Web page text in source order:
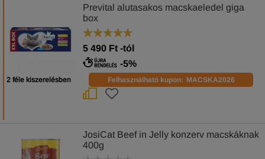
2 féle kiszerelésben
Prevital alutasakos macskaeledel giga
box
5 490 Ft -tól
-5%
Felhasználható kupon: MACSKA2026
JosiCat Beef in Jelly konzerv macskáknak
400g